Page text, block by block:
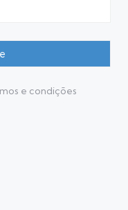
e condições